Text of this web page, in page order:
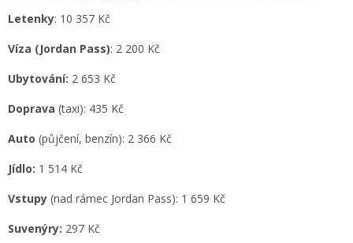
Letenky: 10 357 Kč
Víza (Jordan Pass): 2 200 Kč
Ubytování: 2 653 Kč
Doprava (taxi): 435 Kč
Auto (půjčení, benzín): 2 366 Kč
Jídlo: 1 514 Kč
Vstupy (nad rámec Jordan Pass): 1 659 Kč
Suvenýry: 297 Kč